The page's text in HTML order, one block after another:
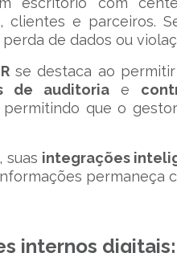
clientes e parceiros.
perda de dados ou
se destaca ao
de auditoria e
permitindo que o
suas integrações
permaneça
internos